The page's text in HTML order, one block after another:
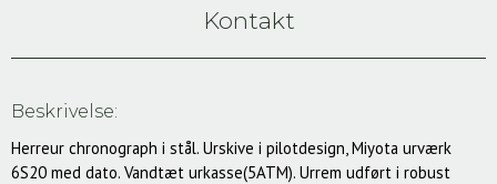
Kontakt
Beskrivelse:
Herreur chronograph i stål. Urskive i pilotdesign, Miyota urværk
6S20 med dato. Vandtæt urkasse(5ATM). Urrem udført i robust